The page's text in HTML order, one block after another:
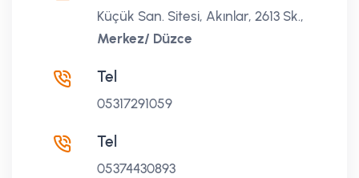
Küçük San. Sitesi, Akınlar, 2613 Sk.,
Merkez/ Düzce
Tel
05317291059
Tel
05374430893